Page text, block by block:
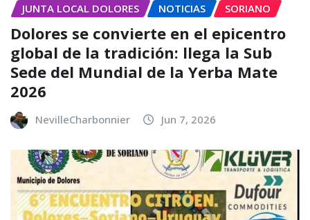
JUNTA LOCAL DOLORES
NOTICIAS SORIANO
Dolores se convierte en el epicentro
global de la tradición: llega la Sub
Sede del Mundial de la Yerba Mate
2026
NevilleCharbonnier Jun 7, 2026